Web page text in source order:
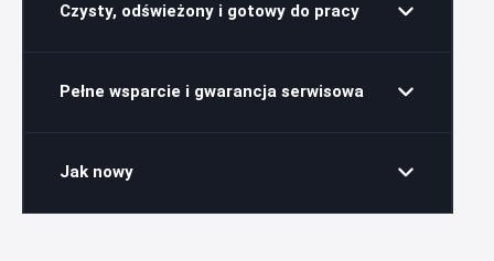
Czysty, odświeżony i gotowy do pracy
Pełne wsparcie i gwarancja serwisowa
Jak nowy